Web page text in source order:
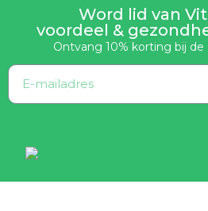
Word lid van
voordeel &
Ontvang 10% korting bij